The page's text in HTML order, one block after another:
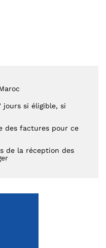
jours si éligible, si
des factures pour ce
de la réception des